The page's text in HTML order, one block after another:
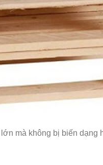
mà không bị biến dạng